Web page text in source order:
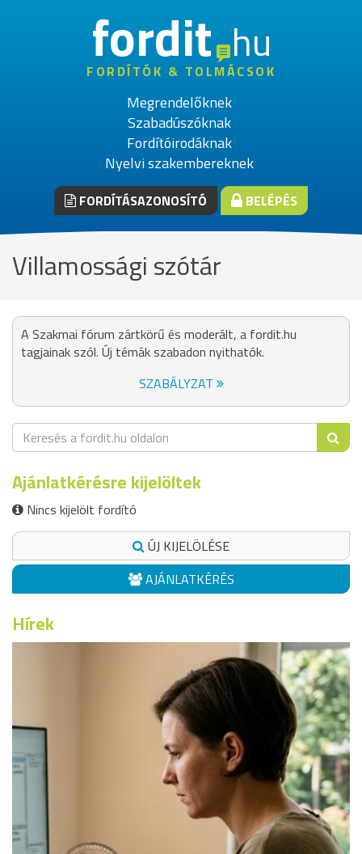
fordithu
FORDÍTÓK & TOLMÁCSOK
Megrendelőknek
Szabadúszóknak
Fordítóirodáknak
Nyelvi szakembereknek
FORDÍTÁSAZONOSÍTÓ BELÉPÉS
Villamossági szótár
A Szakmai fórum zártkörű és moderált, a fordit.hu
tagjainak szól. Új témák szabadon nyithatók.
SZABÁLYZAT
Ajánlatkérésre kijelöltek
Nincs kijelölt fordító
ÚJ KIJELÖLÉSE
AJÁNLATKÉRÉS
Hírek